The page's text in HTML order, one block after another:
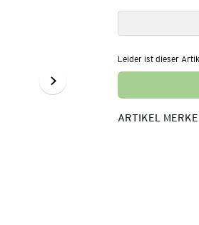
Leider ist dieser
ARTIKEL